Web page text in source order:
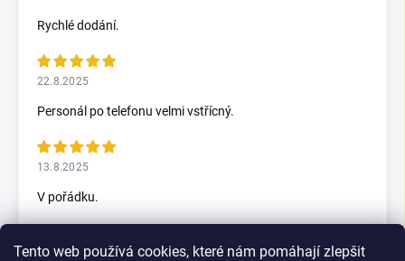
Tento web používá cookies, které nám pomáhají zlepšit
Rychlé dodání.
22.8.2025
Personál po telefonu velmi vstřícný.
13.8.2025
V pořádku.
5.7.2025